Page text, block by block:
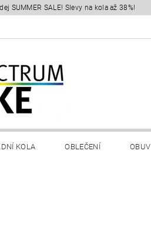
SUMMER SALE! Slevy na kola až 38%!
KOLA OBLEČENÍ OBUV